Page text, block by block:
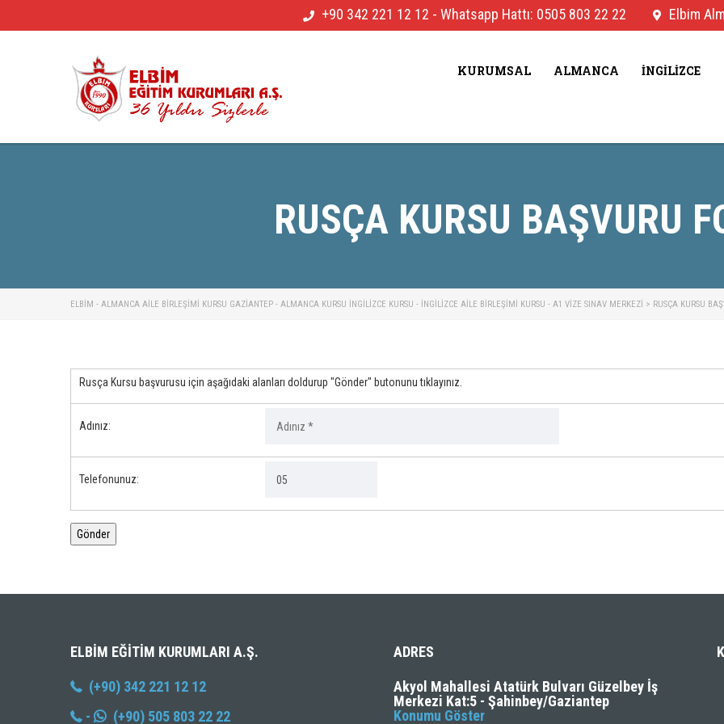
Elbim
+90 342 221 12 12 - Whatsapp Hattı: 0505 803 22 22
KURUMSAL ALMANCA İNGILIZCE
RUSÇA KURSU BAŞVURU
ELBİM - ALMANCA AILE BIRLEŞIMI KURSU GAZIANTEP - ALMANCA KURSU İNGILIZCE KURSU - İNGILIZCE AILE BIRLEŞIMI KURSU - A1 VIZE SINAV MERKEZI > RUSÇA KURSU
Rusça Kursu başvurusu için aşağıdaki alanları doldurup "Gönder" butonunu tıklayınız.
Adınız:
Telefonunuz:
ELBIM EĞITIM KURUMLARI A.Ş.
(+90) 342 221 12 12
-
(+90) 505 803 22 22
ADRES
Akyol Mahallesi Atatürk Bulvarı Güzelbey İş
Merkezi Kat:5 - Şahinbey/Gaziantep
Konumu Göster